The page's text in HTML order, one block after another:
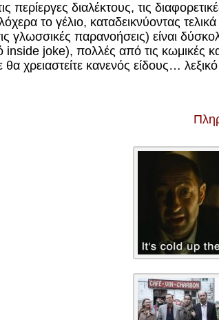
περίεργες διαλέκτους, τις
το γέλιο, καταδεικνύοντας
γλωσσικές παρανοήσεις) είναι
inside joke), πολλές από τις
χρειαστείτε κανενός είδους…